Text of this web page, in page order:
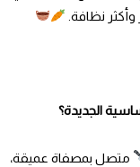
نظافة.
الجديدة؟
متصل بمصفاة عميقة،